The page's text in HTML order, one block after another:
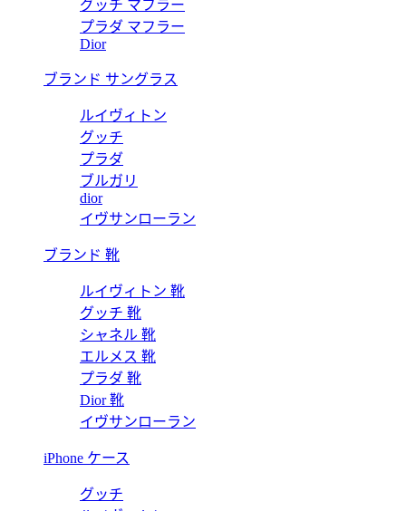
グッチ マフラー
プラダ マフラー
Dior
ブランド サングラス
ルイヴィトン
グッチ
プラダ
ブルガリ
dior
イヴサンローラン
ブランド 靴
ルイヴィトン 靴
グッチ 靴
シャネル 靴
エルメス 靴
プラダ 靴
Dior 靴
イヴサンローラン
iPhone ケース
グッチ